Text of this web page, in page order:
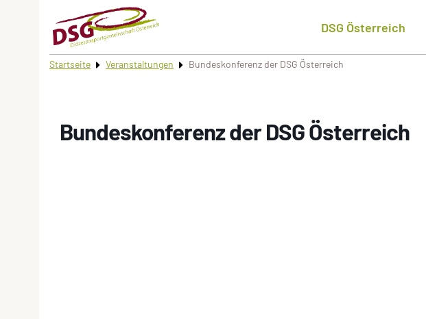
DSG Österreich
Startseite Veranstaltungen Bundeskonferenz der DSG Österreich
Bundeskonferenz der DSG Österreich